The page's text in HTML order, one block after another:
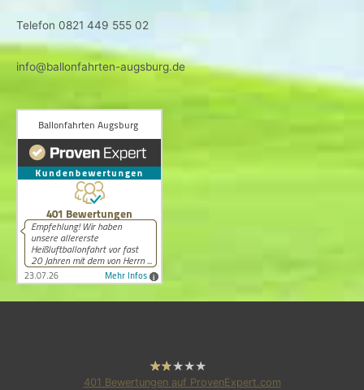
Telefon 0821 449 555 02
info@ballonfahrten-augsburg.de
401 Bewertungen auf ProvenExpert.com